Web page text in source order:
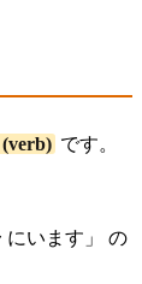
(verb) です。
います」 の